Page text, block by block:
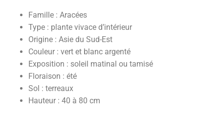
Famille : Aracées
Type : plante vivace d’intérieur
Origine : Asie du Sud-Est
Couleur : vert et blanc argenté
Exposition : soleil matinal ou tamisé
Floraison : été
Sol : terreaux
Hauteur : 40 à 80 cm